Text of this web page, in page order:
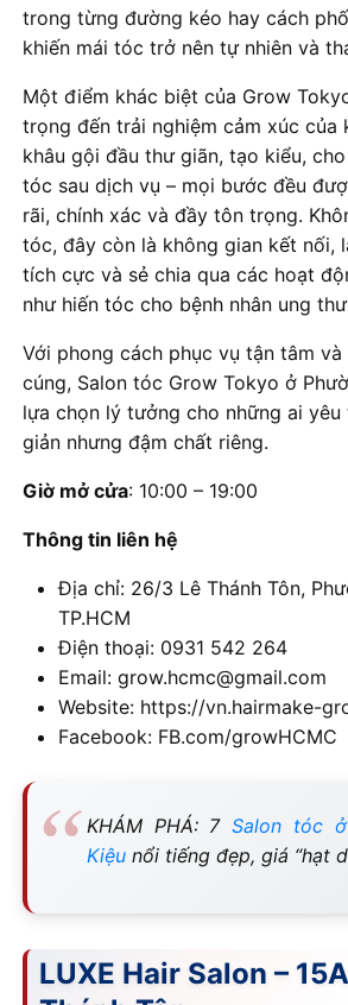
trong từng đường kéo hay cách
khiến mái tóc trở nên tự nhiên và
Một điểm khác biệt của Grow
trọng đến trải nghiệm cảm xúc của
khâu gội đầu thư giãn, tạo kiểu,
tóc sau dịch vụ – mọi bước đều
rãi, chính xác và đầy tôn trọng.
tóc, đây còn là không gian kết nối,
tích cực và sẻ chia qua các hoạt
như hiến tóc cho bệnh nhân ung
Với phong cách phục vụ tận tâm và
cúng, Salon tóc Grow Tokyo ở
lựa chọn lý tưởng cho những ai
giản nhưng đậm chất riêng.
Giờ mở cửa: 10:00 – 19:00
Thông tin liên hệ
Địa chỉ: 26/3 Lê Thánh Tôn,
TP.HCM
Điện thoại: 0931 542 264
Email: grow.hcmc@gmail.com
Website: https://vn.hairmake-
Facebook: FB.com/growHCMC
KHÁM PHÁ: 7Salon tóc
Kiệu nổi tiếng đẹp, giá “hạt
LUXE Hair Salon –